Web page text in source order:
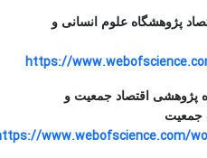
پژوهشگاه علوم انسانی و
https://
پژوهشی اقتصاد جمعیت و
جمعیت
www.webofscience.com/